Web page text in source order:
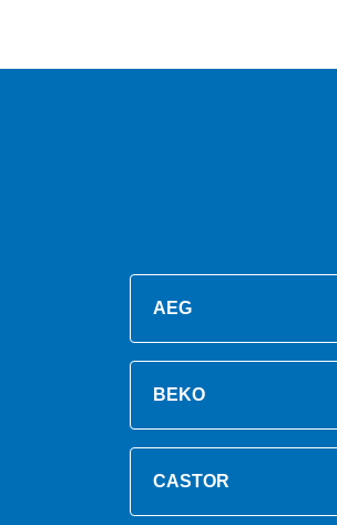
AEG
BEKO
CASTOR